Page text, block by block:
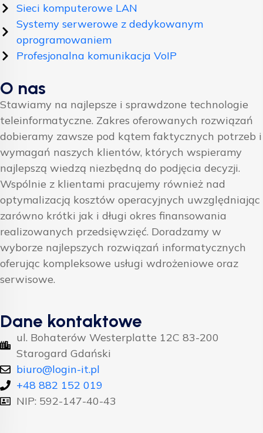
Sieci komputerowe LAN
Systemy serwerowe z dedykowanym
oprogramowaniem
Profesjonalna komunikacja VoIP
O nas
Stawiamy na najlepsze i sprawdzone technologie
teleinformatyczne. Zakres oferowanych rozwiązań
dobieramy zawsze pod kątem faktycznych potrzeb i
wymagań naszych klientów, których wspieramy
najlepszą wiedzą niezbędną do podjęcia decyzji.
Wspólnie z klientami pracujemy również nad
optymalizacją kosztów operacyjnych uwzględniając
zarówno krótki jak i długi okres finansowania
realizowanych przedsięwzięć. Doradzamy w
wyborze najlepszych rozwiązań informatycznych
oferując kompleksowe usługi wdrożeniowe oraz
serwisowe.
Dane kontaktowe
ul. Bohaterów Westerplatte 12C 83-200
Starogard Gdański
biuro@login-it.pl
+48 882 152 019
NIP: 592-147-40-43